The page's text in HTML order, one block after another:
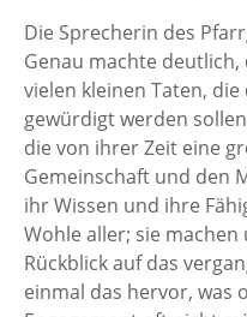
Die Sprecherin des
Genau machte
vielen kleinen Taten,
gewürdigt werden
die von ihrer Zeit eine
Gemeinschaft und den
ihr Wissen und ihre
Wohle aller; sie
Rückblick auf das
einmal das hervor, was